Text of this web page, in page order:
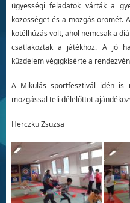
ügyességi feladatok várták a
közösséget és a mozgás örömét.
kötélhúzás volt, ahol nemcsak a
csatlakoztak a játékhoz. A jó
küzdelem végigkísérte a
A Mikulás sportfesztivál idén is
mozgással teli délelőttöt
Herczku Zsuzsa